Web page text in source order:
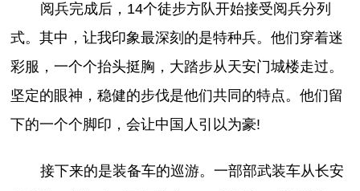
阅兵完成后，14个徒步方队开始接受阅兵分列
式。其中，让我印象最深刻的是特种兵。他们穿着迷
彩服，一个个抬头挺胸，大踏步从天安门城楼走过。
坚定的眼神，稳健的步伐是他们共同的特点。他们留
下的一个个脚印，会让中国人引以为豪!
接下来的是装备车的巡游。一部部武装车从长安